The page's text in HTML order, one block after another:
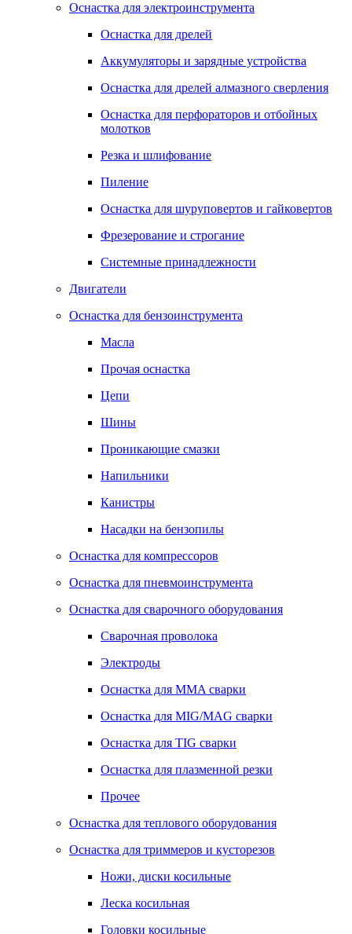
Оснастка для электроинструмента
Оснастка для дрелей
Аккумуляторы и зарядные устройства
Оснастка для дрелей алмазного сверления
Оснастка для перфораторов и отбойных
молотков
Резка и шлифование
Пиление
Оснастка для шуруповертов и гайковертов
Фрезерование и строгание
Системные принадлежности
Двигатели
Оснастка для бензоинструмента
Масла
Прочая оснастка
Цепи
Шины
Проникающие смазки
Напильники
Канистры
Насадки на бензопилы
Оснастка для компрессоров
Оснастка для пневмоинструмента
Оснастка для сварочного оборудования
Сварочная проволока
Электроды
Оснастка для MMA сварки
Оснастка для MIG/MAG сварки
Оснастка для TIG сварки
Оснастка для плазменной резки
Прочее
Оснастка для теплового оборудования
Оснастка для триммеров и кусторезов
Ножи, диски косильные
Леска косильная
Головки косильные